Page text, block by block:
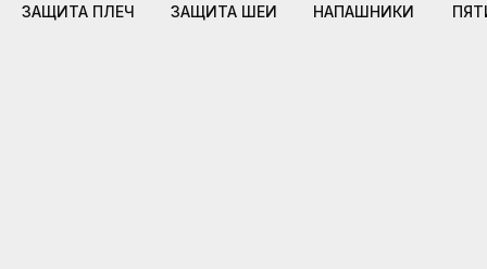
НАПАШНИКИ
ЗАЩИТА ШЕИ
ЗАЩИТА ПЛЕЧ